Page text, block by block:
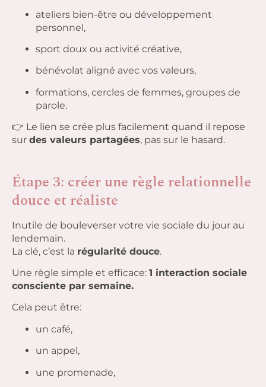
ateliers bien-être ou développement
personnel,
sport doux ou activité créative,
bénévolat aligné avec vos valeurs,
formations, cercles de femmes, groupes de
parole.
👉 Le lien se crée plus facilement quand il repose
sur des valeurs partagées, pas sur le hasard.
Étape 3: créer une règle relationnelle
douce et réaliste
Inutile de bouleverser votre vie sociale du jour au
lendemain.
La clé, c’est la régularité douce.
Une règle simple et efficace: 1 interaction sociale
consciente par semaine.
Cela peut être:
un café,
un appel,
une promenade,